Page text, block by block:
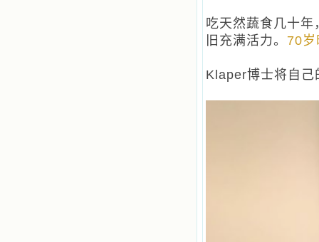
吃天然蔬食几十
旧充满活力。 70
Klaper博士将自己